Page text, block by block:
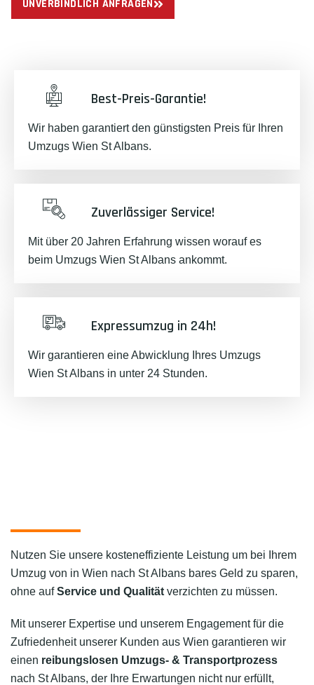
UNVERBINDLICH ANFRAGEN
Best-Preis-Garantie!
Wir haben garantiert den günstigsten Preis für Ihren
Umzugs Wien St Albans.
Zuverlässiger Service!
Mit über 20 Jahren Erfahrung wissen worauf es
beim Umzugs Wien St Albans ankommt.
Expressumzug in 24h!
Wir garantieren eine Abwicklung Ihres Umzugs
Wien St Albans in unter 24 Stunden.
Nutzen Sie unsere kosteneffiziente Leistung um bei Ihrem
Umzug von in Wien nach St Albans bares Geld zu sparen,
ohne aufService und Qualität verzichten zu müssen.
Mit unserer Expertise und unserem Engagement für die
Zufriedenheit unserer Kunden aus Wien garantieren wir
einen reibungslosen Umzugs- & Transportprozess
nach St Albans, der Ihre Erwartungen nicht nur erfüllt,